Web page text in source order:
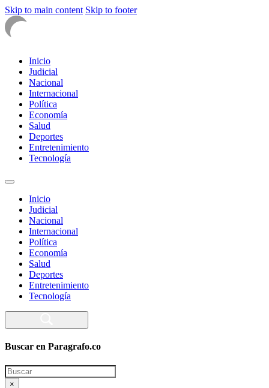
Skip to main content Skip to footer
Inicio
Judicial
Nacional
Internacional
Política
Economía
Salud
Deportes
Entretenimiento
Tecnología
Inicio
Judicial
Nacional
Internacional
Política
Economía
Salud
Deportes
Entretenimiento
Tecnología
Buscar en Paragrafo.co
Search
×